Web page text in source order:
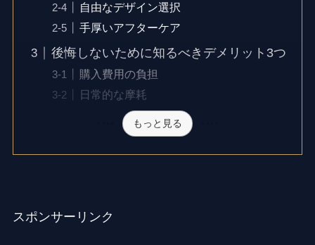
自由なデザイン選択
手厚いアフターケア
後悔しないために知るべきデメリット3つ
購入費用の負担
日常的な摩耗
もっと見る
スポンサーリンク